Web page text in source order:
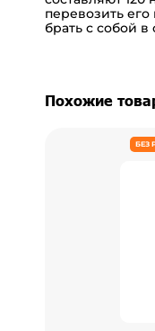
перевозить
брать с собой
Похожие
БЕЗ